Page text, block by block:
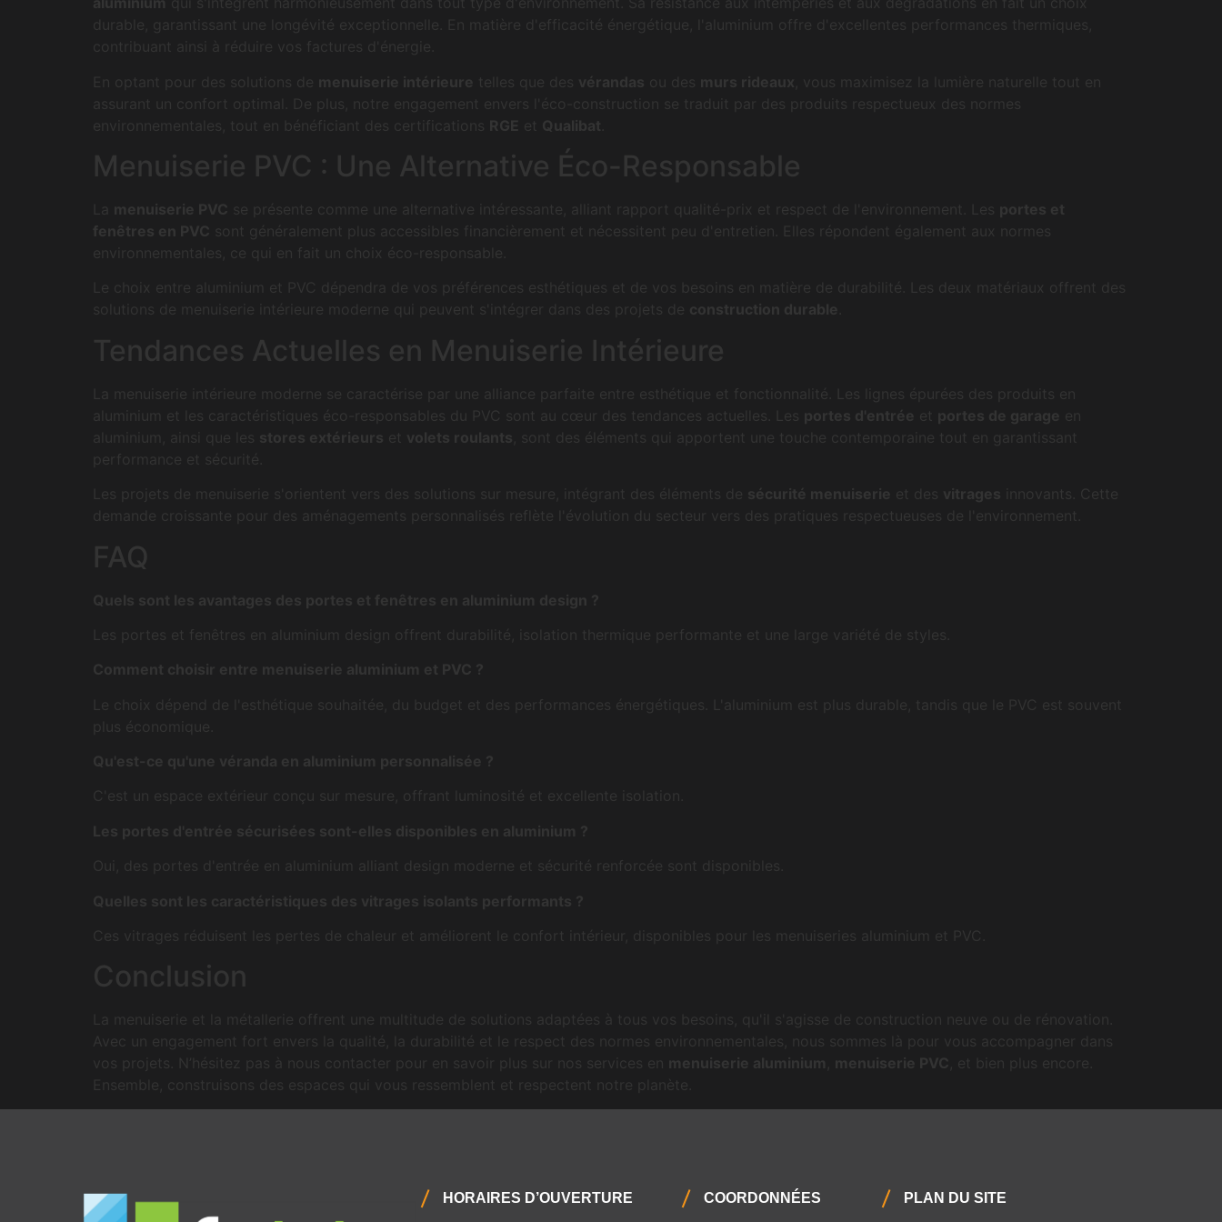
STORES EXTÉRIEURS ET BANNES
durable, garantissant une longévité exceptionnelle. En matière d'efficacité énergétique, l'aluminium offre d'excellentes performances thermiques,
contribuant ainsi à réduire vos factures d'énergie.
En optant pour des solutions de
menuiserie intérieure telles que des vérandas ou des murs rideaux
, vous maximisez la lumière naturelle tout en
assurant un confort optimal. De plus, notre engagement envers l'éco-construction se traduit par des produits respectueux des normes
environnementales, tout en bénéficiant des certifications
RGE et Qualibat
Menuiserie PVC : Une Alternative Éco-Responsable
menuiserie PVC se présente comme une alternative intéressante, alliant rapport qualité-prix et respect de l'environnement. Les
portes et
fenêtres en PVC
sont généralement plus accessibles financièrement et nécessitent peu d'entretien. Elles répondent également aux normes
environnementales, ce qui en fait un choix éco-responsable.
Le choix entre aluminium et PVC dépendra de vos préférences esthétiques et de vos besoins en matière de durabilité. Les deux matériaux offrent des
solutions de menuiserie intérieure moderne qui peuvent s'intégrer dans des projets de construction durable
Tendances Actuelles en Menuiserie Intérieure
La menuiserie intérieure moderne se caractérise par une alliance parfaite entre esthétique et fonctionnalité. Les lignes épurées des produits en
aluminium et les caractéristiques éco-responsables du PVC sont au cœur des tendances actuelles. Les
portes d'entrée et portes de garage
en
aluminium, ainsi que les
stores extérieurs et volets roulants
, sont des éléments qui apportent une touche contemporaine tout en garantissant
performance et sécurité.
Les projets de menuiserie s'orientent vers des solutions sur mesure, intégrant des éléments de
sécurité menuiserie et des vitrages
innovants. Cette
demande croissante pour des aménagements personnalisés reflète l'évolution du secteur vers des pratiques respectueuses de l'environnement.
FAQ
Quels sont les avantages des portes et fenêtres en aluminium design ?
Les portes et fenêtres en aluminium design offrent durabilité, isolation thermique performante et une large variété de styles.
Comment choisir entre menuiserie aluminium et PVC ?
Le choix dépend de l'esthétique souhaitée, du budget et des performances énergétiques. L'aluminium est plus durable, tandis que le PVC est souvent
plus économique.
Qu'est-ce qu'une véranda en aluminium personnalisée ?
C'est un espace extérieur conçu sur mesure, offrant luminosité et excellente isolation.
Les portes d'entrée sécurisées sont-elles disponibles en aluminium ?
Oui, des portes d'entrée en aluminium alliant design moderne et sécurité renforcée sont disponibles.
Quelles sont les caractéristiques des vitrages isolants performants ?
Ces vitrages réduisent les pertes de chaleur et améliorent le confort intérieur, disponibles pour les menuiseries aluminium et PVC.
Conclusion
La menuiserie et la métallerie offrent une multitude de solutions adaptées à tous vos besoins, qu'il s'agisse de construction neuve ou de rénovation.
Avec un engagement fort envers la qualité, la durabilité et le respect des normes environnementales, nous sommes là pour vous accompagner dans
vos projets. N’hésitez pas à nous contacter pour en savoir plus sur nos services en
menuiserie aluminium menuiserie PVC
, et bien plus encore.
Ensemble, construisons des espaces qui vous ressemblent et respectent notre planète.
HORAIRES D’OUVERTURE COORDONNÉES PLAN DU SITE